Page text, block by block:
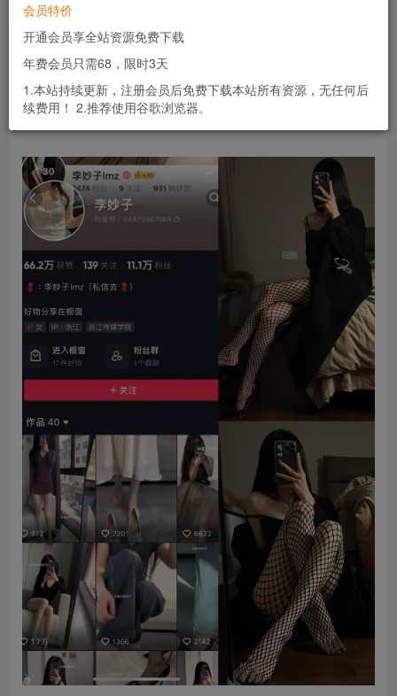
免费
您暂无购买权限，请先开通会员
开通会员
会员特价
开通会员享全站资源免费下载
年费会员只需68，限时3天
1.本站持续更新，注册会员后免费下载本站所有资源，无任何后
续费用！ 2.推荐使用谷歌浏览器。